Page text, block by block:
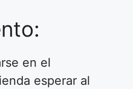
en el
esperar al